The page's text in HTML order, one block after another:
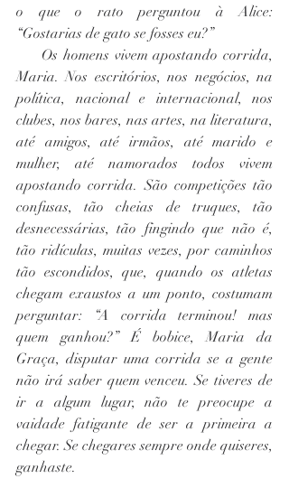
o que o rato perguntou à Alice:
“Gostarias de gato se fosses eu?”
Maria. Nos escritórios, nos negócios, na
política, nacional e internacional, nos
clubes, nos bares, nas artes, na literatura,
até amigos, até irmãos, até marido e
mulher, até namorados todos vivem
apostando corrida. São competições tão
confusas, tão cheias de truques, tão
desnecessárias, tão fingindo que não é,
tão ridículas, muitas vezes, por caminhos
tão escondidos, que, quando os atletas
chegam exaustos a um ponto, costumam
perguntar: “A corrida terminou! mas
quem ganhou?” É bobice, Maria da
Graça, disputar uma corrida se a gente
não irá saber quem venceu. Se tiveres de
ir a algum lugar, não te preocupe a
vaidade fatigante de ser a primeira a
chegar. Se chegares sempre onde quiseres,
ganhaste.